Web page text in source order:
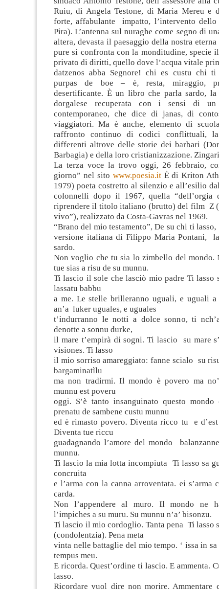
Ruiu, di Angela Testone, di Maria Mereu e
forte, affabulante impatto, l’intervento dello
Pira). L’antenna sul nuraghe come segno di
altera, devasta il paesaggio della nostra
pure si confronta con la monditudine, specie
privato di diritti, quello dove l’acqua vitale
datzenos abba Segnore! chi es custu chi
purpas de boe – è, resta, miraggio,
desertificante. È un libro che parla sardo, la
dorgalese recuperata con i sensi di un
contemporaneo, che dice di janas, di
viaggiatori. Ma è anche, elemento di
raffronto continuo di codici conflittuali,
differenti altrove delle storie dei barbari
Barbagia) e della loro cristianizzazione.
La terza voce la trovo oggi, 26 febbraio,
giorno” nel sito www.poesia.itÈ di Kriton
1979) poeta costretto al silenzio e all’esilio
colonnelli dopo il 1967, quella “dell’orgia
riprendere il titolo italiano (brutto) del film Z
vivo”), realizzato da Costa-Gavras nel 1969.
“Brano del mio testamento”, De su chi ti
versione italiana di Filippo Maria Pontani,
sardo.
Non voglio che tu sia lo zimbello del mondo.
tue sias a risu de su munnu.
Ti lascio il sole che lasciò mio padre Ti lasso
lassatu babbu
a me. Le stelle brilleranno uguali, e uguali a
an’a luker uguales, e uguales
t’indurranno le notti a dolce sonno, ti
denotte a sonnu durke,
il mare t’empirà di sogni. Ti lascio su mare
visiones. Ti lasso
il mio sorriso amareggiato: fanne scialo su
bargaminatìlu
ma non tradirmi. Il mondo è povero ma
munnu est poveru
oggi. S’è tanto insanguinato questo mondo
prenatu de sambene custu munnu
ed è rimasto povero. Diventa ricco tu e
Diventa tue riccu
guadagnando l’amore del mondo
munnu.
Ti lascio la mia lotta incompiuta Ti lasso sa
concruita
e l’arma con la canna arroventata. ei s’arma
carda.
Non l’appendere al muro. Il mondo ne
l’impiches a su muru. Su munnu n’a’ bisonzu.
Ti lascio il mio cordoglio. Tanta pena Ti lasso
(condolentzia). Pena meta
vinta nelle battaglie del mio tempo. ‘ issa in
tempus meu.
E ricorda. Quest’ordine ti lascio. E ammenta.
lasso.
Ricordare vuol dire non morire. Ammentare